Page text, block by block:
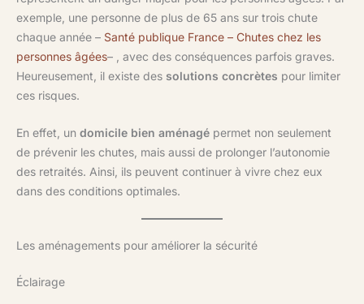
exemple, une personne de plus de 65 ans sur trois chute
chaque année – Santé publique France – Chutes chez les
personnes âgées– , avec des conséquences parfois graves.
Heureusement, il existe des solutions concrètes pour limiter
ces risques.
En effet, un domicile bien aménagé permet non seulement
de prévenir les chutes, mais aussi de prolonger l’autonomie
des retraités. Ainsi, ils peuvent continuer à vivre chez eux
dans des conditions optimales.
Les aménagements pour améliorer la sécurité
Éclairage